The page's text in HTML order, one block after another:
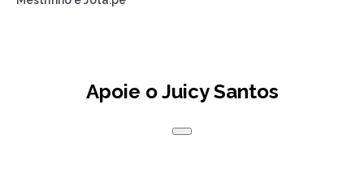
Apoie o Juicy Santos